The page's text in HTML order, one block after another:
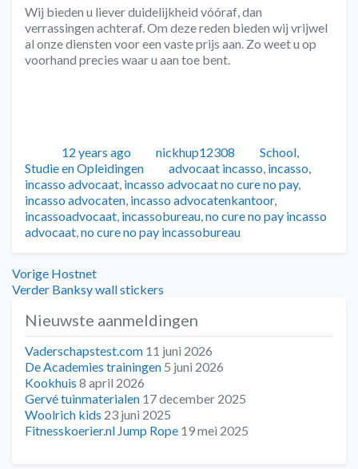
Wij bieden u lieverduidelijkheid vóóraf , dan
verrassingen achteraf. Om deze reden bieden wij vrijwel
al onze diensten voor een vaste prijs aan. Zo weet u op
voorhand precies waar u aan toe bent.
Geplaatst
12 years ago Auteur
nickhup12308 Categorieën
School,
Studie en Opleidingen
Tags
advocaat incasso incasso
incasso advocaat incasso advocaat no cure no pay,
incasso advocaten incasso advocatenkantoor,
incassoadvocaat incassobureau no cure no pay incasso
advocaat no cure no pay incassobureau
Bericht
navigatie
Vorige Vorig
bericht:
Hostnet
Verder Volgend
Banksy wall stickers
Nieuwste aanmeldingen
Vaderschapstest.com 11 juni 2026
De Academies trainingen 5 juni 2026
Kookhuis 8 april 2026
Gervé tuinmaterialen 17 december 2025
Woolrich kids 23 juni 2025
Fitnesskoerier.nl Jump Rope 19 mei 2025